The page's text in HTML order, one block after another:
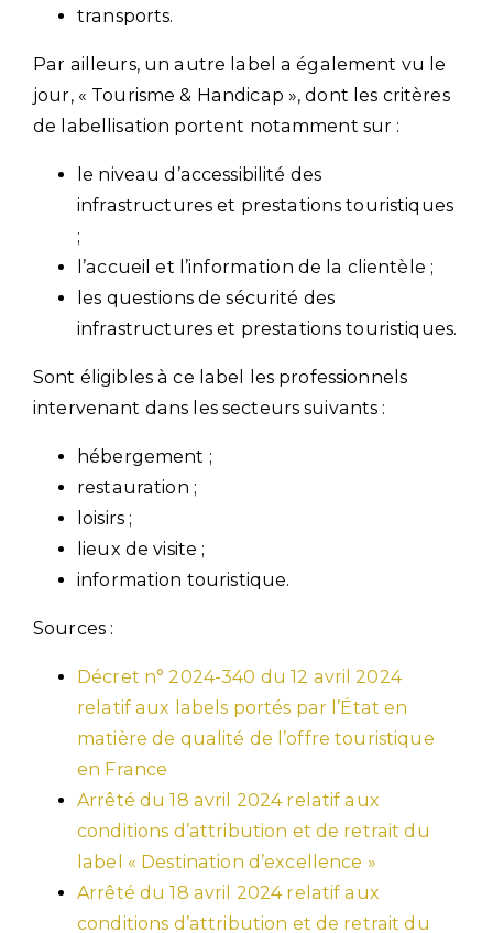
transports.
Par ailleurs, un autre label a également vu le
jour, « Tourisme & Handicap », dont les critères
de labellisation portent notamment sur :
le niveau d’accessibilité des
infrastructures et prestations touristiques
;
l’accueil et l’information de la clientèle ;
les questions de sécurité des
infrastructures et prestations touristiques.
Sont éligibles à ce label les professionnels
intervenant dans les secteurs suivants :
hébergement ;
restauration ;
loisirs ;
lieux de visite ;
information touristique.
Sources :
Décret n° 2024-340 du 12 avril 2024
relatif aux labels portés par l’État en
matière de qualité de l’offre touristique
en France
Arrêté du 18 avril 2024 relatif aux
conditions d’attribution et de retrait du
label « Destination d’excellence »
Arrêté du 18 avril 2024 relatif aux
conditions d’attribution et de retrait du